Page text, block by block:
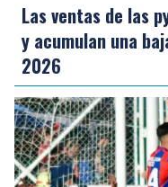
Las ventas de las
y acumulan una
2026